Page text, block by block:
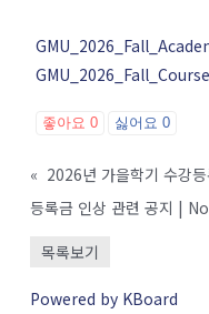
좋아요 0 싫어요 0
«
등록금 인상 관련 공지 |
목록보기
Powered by KBoard